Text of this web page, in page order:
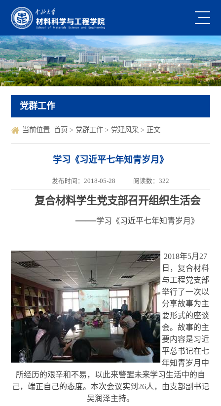
党群工作
当前位置: 首页 > 党群工作 > 党建风采 > 正文
学习《习近平七年知青岁月》
发布时间：2018-05-28 阅读数： 322
复合材料学生党支部召开组织生活会
——学习《习近平七年知青岁月》
2018年5月 27
日，复合材料
与工程党支部
举行了一次以
分享故事为主
要形式的座谈
会。故事的主
要内容是习近
平总书记在七
年知青岁月中
所经历的艰辛和不易，以此来警醒未来学习生活中的自
己，端正自己的态度。本次会议实到 26人，由支部副书记
吴润泽主持。